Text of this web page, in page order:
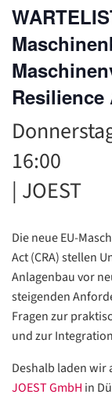
16:00
| JOEST
Die neue EU-
Act (CRA) stellen
Anlagenbau vor
steigenden
Fragen zur
und zur
Deshalb laden wir
JOEST GmbH in